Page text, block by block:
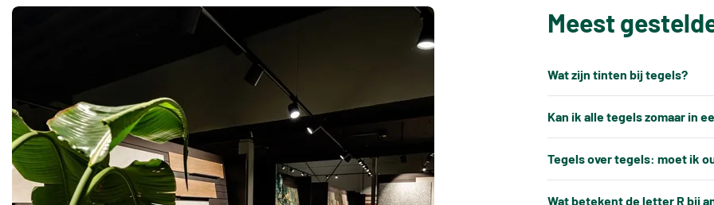
Meest
Wat zijn tinten bij tegels?
gebakken, ontstaat er altijd
Kan ik alle tegels zomaar in
Tegels hebben altijd kleine,
Tegels over tegels: moet ik
Wat betekent de letter R bij